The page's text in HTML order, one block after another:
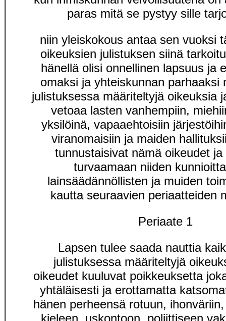
paras mitä se pystyy sille
niin yleiskokous antaa sen vuoksi
oikeuksien julistuksen siinä
hänellä olisi onnellinen lapsuus ja
omaksi ja yhteiskunnan parhaaksi
julistuksessa määriteltyjä oikeuksia
vetoaa lasten vanhempiin,
yksilöinä, vapaaehtoisiin
viranomaisiin ja maiden
tunnustaisivat nämä oikeudet
turvaamaan niiden
lainsäädännöllisten ja muiden
kautta seuraavien periaatteiden
Periaate 1
Lapsen tulee saada nauttia
julistuksessa määriteltyjä
oikeudet kuuluvat poikkeuksetta
yhtäläisesti ja erottamatta
hänen perheensä rotuun,
kieleen, uskontoon, poliittiseen